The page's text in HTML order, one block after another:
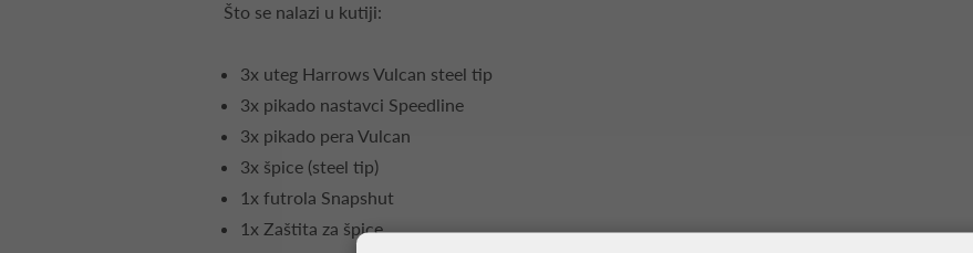
Što se nalazi u kutiji:
3x uteg Harrows Vulcan steel tip
3x pikado nastavci Speedline
3x pikado pera Vulcan
3x špice (steel tip)
1x futrola Snapshut
1x Zaštita za špice